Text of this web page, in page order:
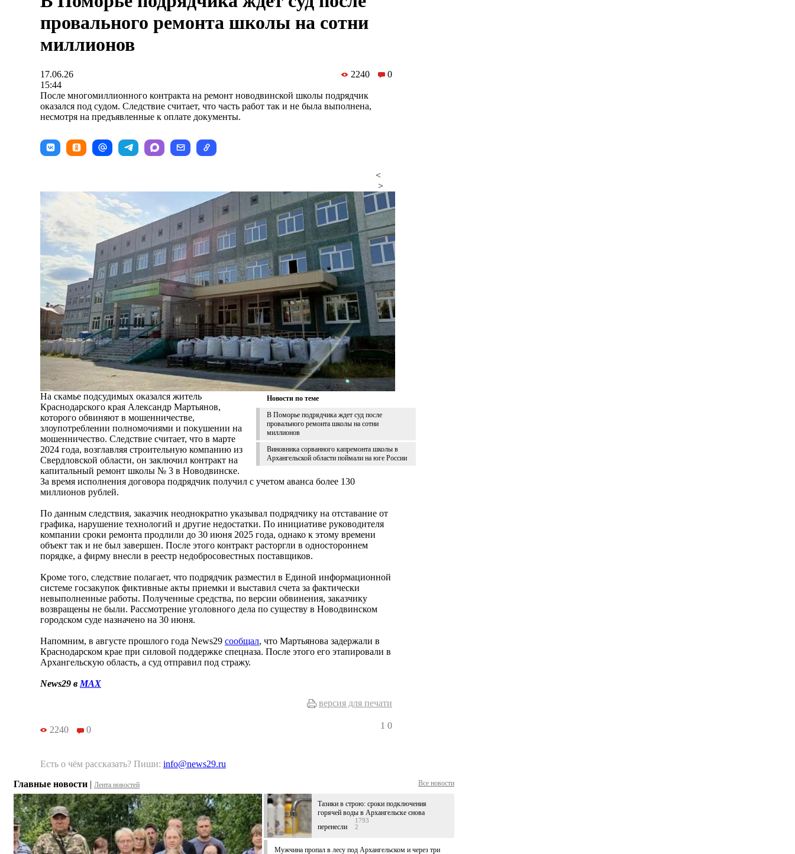
провального ремонта школы на сотни
миллионов
17.06.26
15:44
2240 0
После многомиллионного контракта на ремонт новодвинской школы подрядчик
оказался под судом. Следствие считает, что часть работ так и не была выполнена,
несмотря на предъявленные к оплате документы.
<
>
Новости по теме
В Поморье подрядчика ждет суд после
провального ремонта школы на сотни
миллионов
Виновника сорванного капремонта школы в
Архангельской области поймали на юге России
На скамье подсудимых оказался житель
Краснодарского края Александр Мартьянов,
которого обвиняют в мошенничестве,
злоупотреблении полномочиями и покушении на
мошенничество. Следствие считает, что в марте
2024 года, возглавляя строительную компанию из
Свердловской области, он заключил контракт на
капитальный ремонт школы № 3 в Новодвинске.
За время исполнения договора подрядчик получил с учетом аванса более 130
миллионов рублей.
По данным следствия, заказчик неоднократно указывал подрядчику на отставание от
графика, нарушение технологий и другие недостатки. По инициативе руководителя
компании сроки ремонта продлили до 30 июня 2025 года, однако к этому времени
объект так и не был завершен. После этого контракт расторгли в одностороннем
порядке, а фирму внесли в реестр недобросовестных поставщиков.
Кроме того, следствие полагает, что подрядчик разместил в Единой информационной
системе госзакупок фиктивные акты приемки и выставил счета за фактически
невыполненные работы. Полученные средства, по версии обвинения, заказчику
возвращены не были. Рассмотрение уголовного дела по существу в Новодвинском
городском суде назначено на 30 июня.
Напомним, в августе прошлого года News29 сообщал, что Мартьянова задержали в
Краснодарском крае при силовой поддержке спецназа. После этого его этапировали в
Архангельскую область, а суд отправил под стражу.
News29 в MAX
версия для печати
2240 0 1 0
Есть о чём рассказать? Пиши: info@news29.ru
Главные новости | Лента новостей Все новости
Тазики в строю: сроки подключения
горячей воды в Архангельске снова
перенесли
1793
2
Мужчина пропал в лесу под Архангельском и через три